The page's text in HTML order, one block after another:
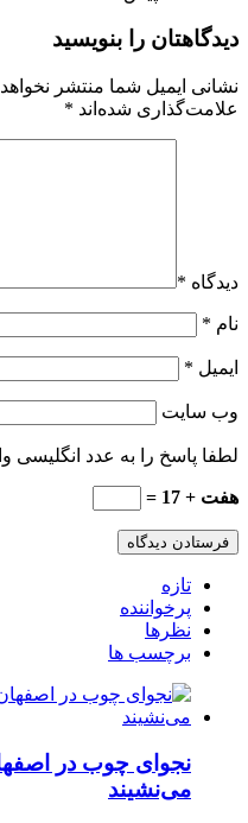
دیدگاهتان را بنویسید
نشانی ایمیل شما منتشر
علامت‌گذاری شده‌اند *
دیدگاه *
نام *
ایمیل *
وب‌ سایت
لطفا پاسخ را به عدد انگلیسی
هفت + 17 =
تازه
پرخواننده
نظرها
برچسب ها
نجوای چوب در
می‌نشیند